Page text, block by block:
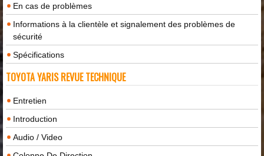
En cas de problèmes
Informations à la clientèle et signalement des problèmes de
sécurité
Spécifications
TOYOTA YARIS REVUE TECHNIQUE
Entretien
Introduction
Audio / Video